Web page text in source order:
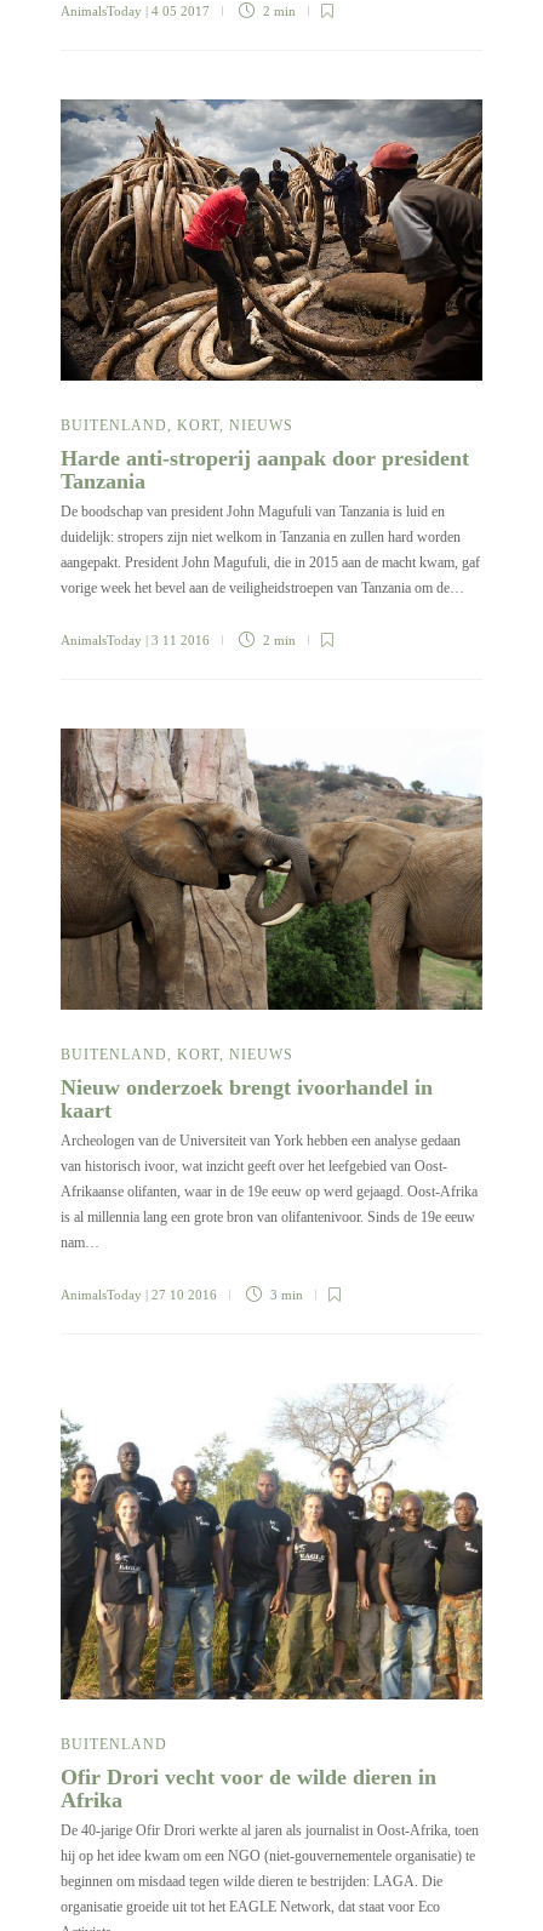
AnimalsToday | 4 05 2017 2 min
BUITENLAND KORT NIEUWS
Harde anti-stroperij aanpak door president
Tanzania
De boodschap van president John Magufuli van Tanzania is luid en
duidelijk: stropers zijn niet welkom in Tanzania en zullen hard worden
aangepakt. President John Magufuli, die in 2015 aan de macht kwam, gaf
vorige week het bevel aan de veiligheidstroepen van Tanzania om de…
AnimalsToday | 3 11 2016 2 min
BUITENLAND, KORT, NIEUWS
Nieuw onderzoek brengt ivoorhandel in
kaart
Archeologen van de Universiteit van York hebben een analyse gedaan
van historisch ivoor, wat inzicht geeft over het leefgebied van Oost-
Afrikaanse olifanten, waar in de 19e eeuw op werd gejaagd. Oost-Afrika
is al millennia lang een grote bron van olifantenivoor. Sinds de 19e eeuw
nam…
AnimalsToday | 27 10 2016 3 min
BUITENLAND
Ofir Drori vecht voor de wilde dieren in
Afrika
De 40-jarige Ofir Drori werkte al jaren als journalist in Oost-Afrika, toen
hij op het idee kwam om een NGO (niet-gouvernementele organisatie) te
beginnen om misdaad tegen wilde dieren te bestrijden: LAGA. Die
organisatie groeide uit tot het EAGLE Network, dat staat voor Eco